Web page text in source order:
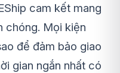
cam kết mang
chóng. Mọi kiện
để đảm bảo giao
gian ngắn nhất có